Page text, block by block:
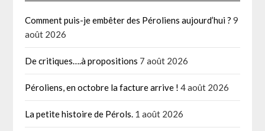
Comment puis-je embêter des Péroliens aujourd’hui ? 9
août 2026
De critiques….à propositions 7 août 2026
Péroliens, en octobre la facture arrive ! 4 août 2026
La petite histoire de Pérols. 1 août 2026